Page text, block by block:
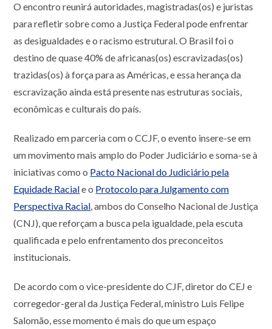
O encontro reunirá autoridades, magistradas(os) e juristas
para refletir sobre como a Justiça Federal pode enfrentar
as desigualdades e o racismo estrutural. O Brasil foi o
destino de quase 40% de africanas(os) escravizadas(os)
trazidas(os) à força para as Américas, e essa herança da
escravização ainda está presente nas estruturas sociais,
econômicas e culturais do país.
Realizado em parceria com o CCJF, o evento insere-se em
um movimento mais amplo do Poder Judiciário e soma-se à
iniciativas como o Pacto Nacional do Judiciário pela
Equidade Raciale o Protocolo para Julgamento com
Perspectiva Racial, ambos do Conselho Nacional de Justiça
(CNJ), que reforçam a busca pela igualdade, pela escuta
qualificada e pelo enfrentamento dos preconceitos
institucionais.
De acordo com o vice-presidente do CJF, diretor do CEJ e
corregedor-geral da Justiça Federal, ministro Luis Felipe
Salomão, esse momento é mais do que um espaço